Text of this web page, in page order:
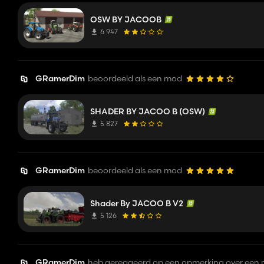
OSW BY JACOOB
6 947
GRamerDim beoordeeld als een mod
SHADER BY JACOO B (OSW)
5 827
GRamerDim beoordeeld als een mod
Shader By JACOO B V2
5 126